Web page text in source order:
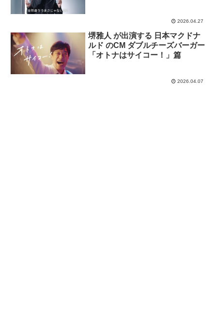
2026.04.27
堺雅人 が出演する 日本マクドナ
ルド のCM ダブルチーズバーガー
「オトナはサイコー！」篇
2026.04.07